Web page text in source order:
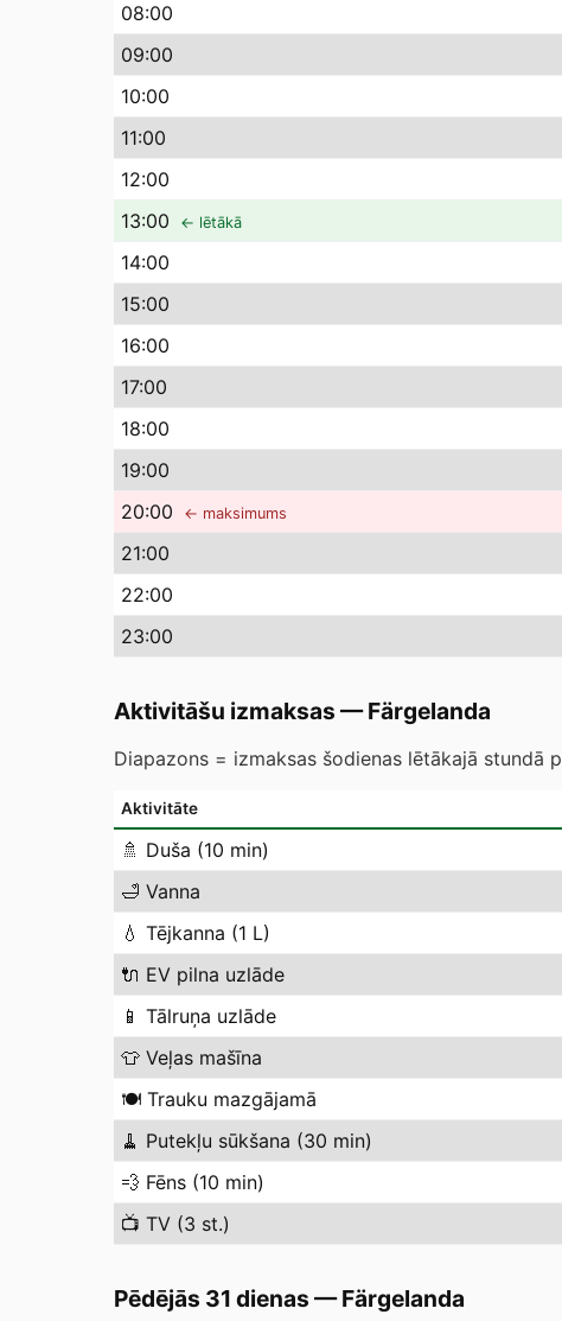
08:00
09:00
10:00
11:00
12:00
13:00 ← lētākā
14:00
15:00
16:00
17:00
18:00
19:00
20:00 ← maksimums
21:00
22:00
23:00
Aktivitāšu izmaksas —Färgelanda
Diapazons = izmaksas šodienas lētākajā stundā
Aktivitāte
🚿 Duša (10 min)
🛁 Vanna
💧 Tējkanna (1 L)
🔌 EV pilna uzlāde
📱 Tālruņa uzlāde
👕 Veļas mašīna
🍽️ Trauku mazgājamā
🧹 Putekļu sūkšana (30 min)
💨 Fēns (10 min)
📺 TV (3 st.)
Pēdējās 31 dienas —Färgelanda